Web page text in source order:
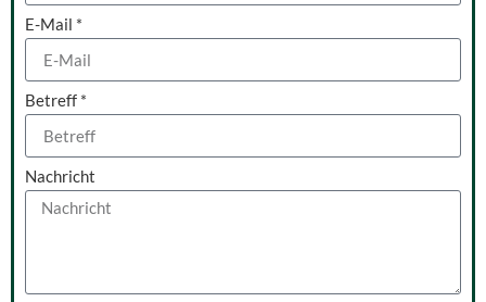
E-Mail *
Betreff *
Nachricht